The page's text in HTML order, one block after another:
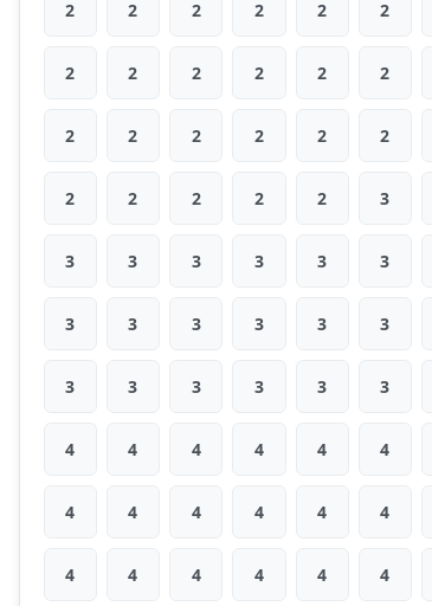
2 2 2 2 2 2
2 2 2 2 2 2
2 2 2 2 2 2
2 2 2 2 2 3
3 3 3 3 3 3
3 3 3 3 3 3
3 3 3 3 3 3
4 4 4 4 4 4
4 4 4 4 4 4
4 4 4 4 4 4